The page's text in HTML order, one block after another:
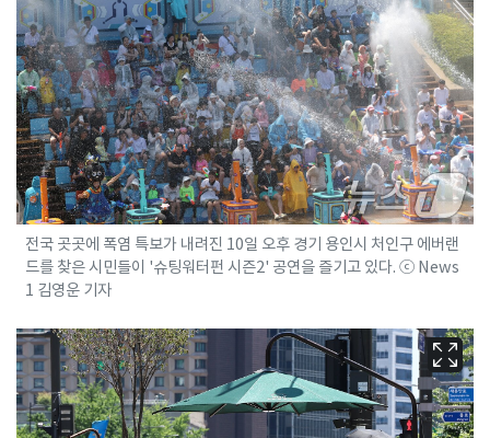
전국 곳곳에 폭염 특보가 내려진 10일 오후 경기 용인시 처인구 에버랜
드를 찾은 시민들이 '슈팅워터펀 시즌2' 공연을 즐기고 있다. ⓒ News
1 김영운 기자